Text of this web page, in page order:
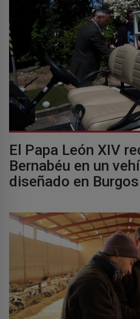
El Papa León XIV
Bernabéu en un
diseñado en Burgos